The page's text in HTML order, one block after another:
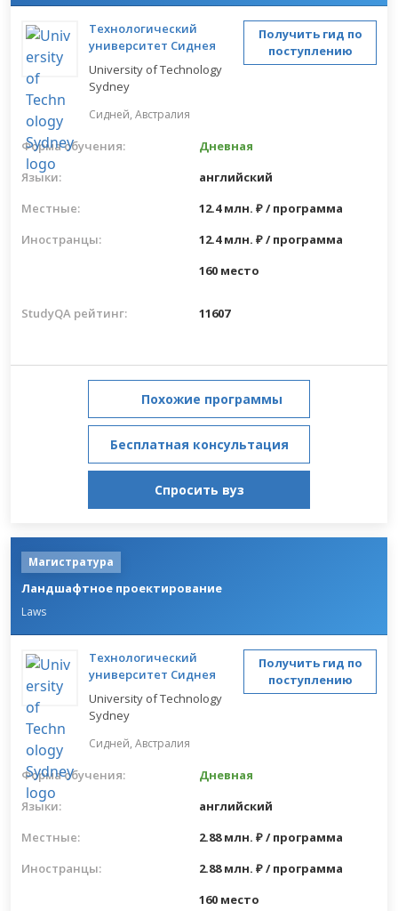
Технологический
университет Сиднея
University of Technology
Sydney
Сидней, Австралия
Получить гид по
поступлению
Форма обучения:
Дневная
Языки:
английский
Местные:
12.4 млн. ₽ / программа
Иностранцы:
12.4 млн. ₽ / программа
160 место
StudyQA рейтинг: 11607
Похожие программы
Бесплатная консультация
Спросить вуз
Магистратура
Ландшафтное проектирование
Laws
Технологический
университет Сиднея
University of Technology
Sydney
Сидней, Австралия
Получить гид по
поступлению
Форма обучения:
Дневная
Языки:
английский
Местные:
2.88 млн. ₽ / программа
Иностранцы:
2.88 млн. ₽ / программа
160 место